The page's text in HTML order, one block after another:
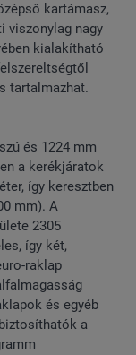
kartámasz,
viszonylag nagy
kialakítható
tartalmazhat.
és 1224 mm
a kerékjáratok
így keresztben
mm). A
2305
így két,
raklap
és egyéb
a